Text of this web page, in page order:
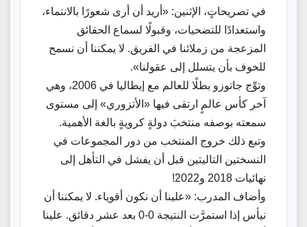
في تصريحاتٍ، الإثنين: «أريد أن أرى شعورًا بالانتماء،
واستعدادًا للتضحيات، وقبولًا لسماع الحقائق
المزعجة من زملائنا في الفريق. لا يمكننا أن نسمح
للخوف بأن يتسلل إلى عقولنا».
وتوِّج جاتوزو بطلًا للعالم مع إيطاليا في 2006، وهي
آخر كأس عالمٍ ارتقى فيها «الأتزوري» إلى مستوى
سمعته بوصفه منتخبَ دولةٍ كرويةٍ بالغة الأهمية.
وتبع ذلك خروج المنتخب من دور المجموعات في
النسختين التاليتين قبل أن يفشل في التأهل إلى
نهائيات 2018 و2022!
وأضاف المدرب: «علينا أن نكون أقوياء. لا يمكننا أن
نيأس إذا استمرَّت النتيجة 0-0 بعد عشر دقائق. علينا